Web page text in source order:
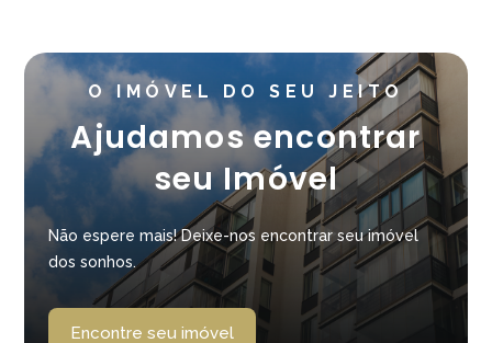
O IMÓVEL DO SEU JEITO
Ajudamos encontrar
seu Imóvel
Não espere mais! Deixe-nos encontrar seu imóvel
dos sonhos.
Encontre seu imóvel